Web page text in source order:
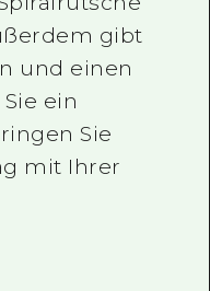
gibt
und einen
ein
Sie
mit Ihrer